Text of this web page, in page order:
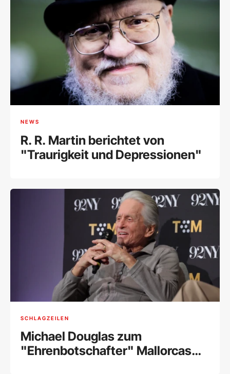
NEWS
R. R. Martin berichtet von
"Traurigkeit und Depressionen"
SCHLAGZEILEN
Michael Douglas zum
"Ehrenbotschafter" Mallorcas